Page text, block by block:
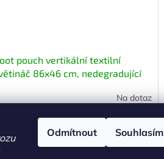
Odmítnout Souhlasím
pouch vertikální textilní
86x46 cm, nedegradující
Na dotaz
Kč Do košíku